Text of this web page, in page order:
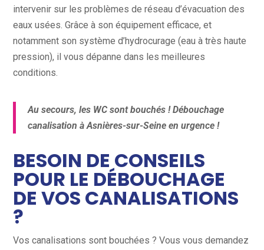
intervenir sur les problèmes de réseau d’évacuation des
eaux usées. Grâce à son équipement efficace, et
notamment son système d’hydrocurage (eau à très haute
pression), il vous dépanne dans les meilleures
conditions.
Au secours, les WC sont bouchés ! Débouchage
canalisation à Asnières-sur-Seine en urgence !
BESOIN DE CONSEILS
POUR LE DÉBOUCHAGE
DE VOS CANALISATIONS
?
Vos canalisations sont bouchées ? Vous vous demandez